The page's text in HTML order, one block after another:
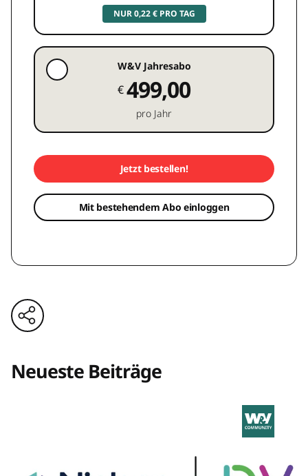
NUR 0,22 € PRO TAG
W&V Jahresabo
€499,00
pro Jahr
Jetzt bestellen!
Mit bestehendem Abo einloggen
Neueste Beiträge